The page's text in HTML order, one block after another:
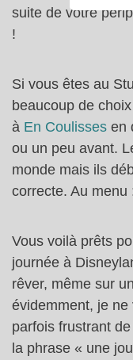
suite de votre
!
Si vous êtes au
beaucoup de
à En Coulisses en
ou un peu avant.
monde mais ils
correcte. Au
Vous voilà prêts
journée à
rêver, même sur
évidemment, je
parfois frustrant
la phrase « une